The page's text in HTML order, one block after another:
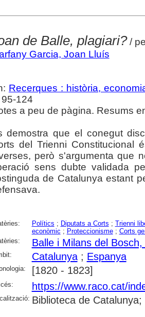
de Balle, plagiari?/
Garcia, Joan Lluís
Recerques : història,
95-124
a peu de pàgina. Resums
demostra que el conegut
del Trienni Constitucional
però s'argumenta que
sens dubte validada
de Catalunya estant
Polítics ; Diputats a Corts ; Trienni
econòmic ; Proteccionisme; Corts
Balle i Milans del Bosch,
Catalunya; Espanya
[1820 - 1823]
https://www.raco.cat/
Biblioteca de